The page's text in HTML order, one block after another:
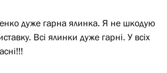
дуже гарна ялинка. Я не шкодую
Всі ялинки дуже гарні. У всіх